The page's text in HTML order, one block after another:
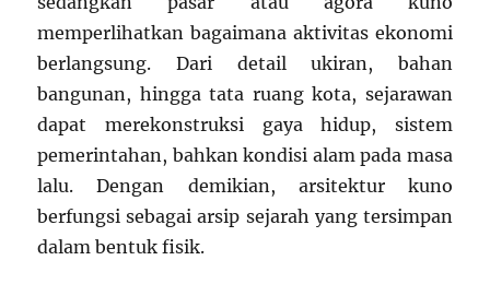
memperlihatkan bagaimana aktivitas ekonomi
berlangsung. Dari detail ukiran, bahan
bangunan, hingga tata ruang kota, sejarawan
dapat merekonstruksi gaya hidup, sistem
pemerintahan, bahkan kondisi alam pada masa
lalu. Dengan demikian, arsitektur kuno
berfungsi sebagai arsip sejarah yang tersimpan
dalam bentuk fisik.